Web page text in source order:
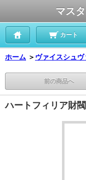
マス
カート
ホーム ＞ ヴァイスシュヴ
前の商品へ
ハートフィリア財